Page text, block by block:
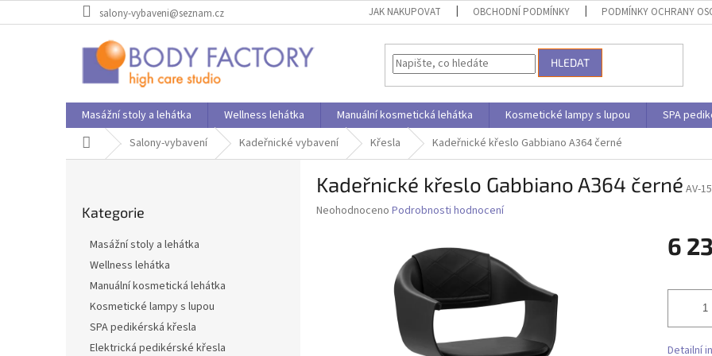
na
salony-vybaveni@seznam.cz JAK NAKUPOVAT OBCHODNÍ PODMÍNKY PODMÍNKY OCHRANY
HLEDAT
Masážní stoly a lehátka Wellness lehátka Manuální kosmetická lehátka Kosmetické lampy s lupou SPA
Domů Salony-vybavení Kadeřnické vybavení Křesla Kadeřnické křeslo Gabbiano A364 černé
kategorie
Kategorie
Masážní stoly a lehátka
Wellness lehátka
Manuální kosmetická lehátka
Kosmetické lampy s lupou
SPA pedikérská křesla
Elektrická pedikérské křesla
Kadeřnické křeslo Gabbiano A364 černé AV-
Průměrné
Neohodnoceno Podrobnosti hodnocení
6
cena:
Detailní